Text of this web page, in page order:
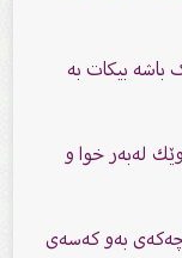
بیکات بە
له‌به‌ر خوا و
بەو كەسەی